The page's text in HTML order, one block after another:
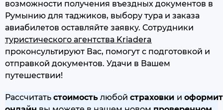
возможности получения въездных документов в
Румынию для таджиков, выбору тура и заказа
авиабилетов оставляйте заявку. Сотрудники
туристического агентства Kriadera
проконсультируют Вас, помогут с подготовкой и
отправкой документов. Удачи в Вашем
путешествии!
Рассчитать стоимость любой страховки и